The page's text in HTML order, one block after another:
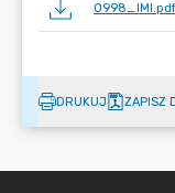
0998_IMI.pdf
DRUKUJ ZAPISZ